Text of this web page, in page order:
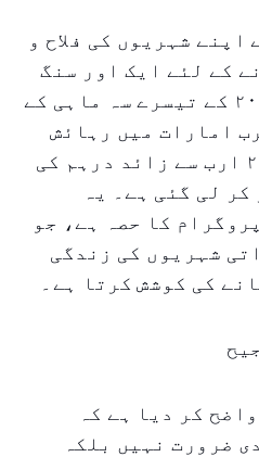
شہریوں کی فلاح و
کے لئے ایک اور سنگ
میل حاصل کیا ہے۔ ۲۰۲۵ کے تیسرے سہ ماہی کے
امارات میں رہائش
پذیر شہریوں کے لئے ۲ ارب سے زائد درہم کی
لی گئی ہے۔ یہ
کا حصہ ہے، جو
شہریوں کی زندگی
کی کوشش کرتا ہے۔
کر دیا ہے کہ
ضرورت نہیں بلکہ